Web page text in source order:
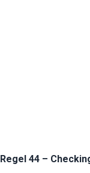
Regel 44 –